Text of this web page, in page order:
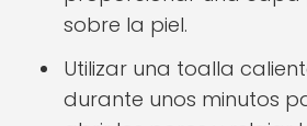
sobre la piel.
Utilizar una toalla
durante unos minutos